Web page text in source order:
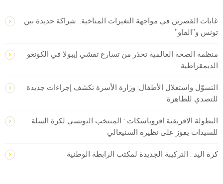
غابات القصرين في مواجهة التغيرات المناخية.. شراكة جديدة بين
تونس و”الفاو”
منظمة الصحة العالمية تحذر من تسارع تفشي إيبولا في الكونغو
الديمقراطية
التسوّل واستغلال الأطفال: وزارة الأسرة تكشف إجراءات جديدة
للتصدي للظاهرة
البطولة الافريقية افروباسكات : المنتخب التونسي لكرة السلة
للسيدات يفوز على نظيره السنيغالي
كرة اليد : التركيبة الجديدة لمكتب الرابطة الوطنية